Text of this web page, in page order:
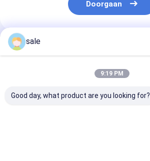
Doorgaan
Geadviseerde Producten
sale
9:19 PM
Good day, what product are you looking for?